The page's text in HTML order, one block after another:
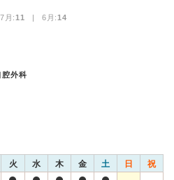
月:11 | 6月:14
腔外科
火 水 木 金 土 日 祝